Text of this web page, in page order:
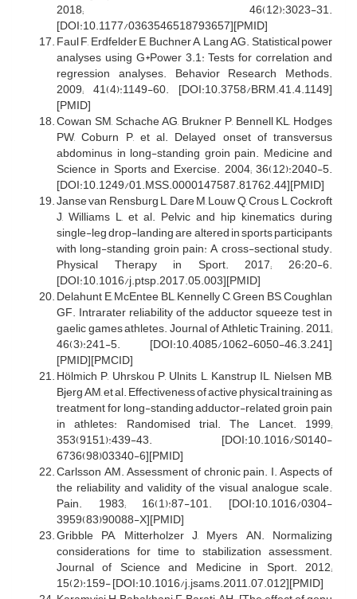
2018; 46(12):3023-31.
[DOI:10.1177/0363546518793657][PMID]
Faul F, Erdfelder E, Buchner A, Lang AG. Statistical power
analyses using G*Power 3.1: Tests for correlation and
regression analyses. Behavior Research Methods.
2009; 41(4):1149-60. [DOI:10.3758/BRM.41.4.1149]
[PMID]
Cowan SM, Schache AG, Brukner P, Bennell KL, Hodges
PW, Coburn P, et al. Delayed onset of transversus
abdominus in long-standing groin pain. Medicine and
Science in Sports and Exercise. 2004; 36(12):2040-5.
[DOI:10.1249/01.MSS.0000147587.81762.44][PMID]
Janse van Rensburg L, Dare M, Louw Q, Crous L, Cockroft
J, Williams L, et al. Pelvic and hip kinematics during
single-leg drop-landing are altered in sports participants
with long-standing groin pain: A cross-sectional study.
Physical Therapy in Sport. 2017; 26:20-6.
[DOI:10.1016/j.ptsp.2017.05.003][PMID]
Delahunt E, McEntee BL, Kennelly C, Green BS, Coughlan
GF. Intrarater reliability of the adductor squeeze test in
gaelic games athletes. Journal of Athletic Training. 2011;
46(3):241-5. [DOI:10.4085/1062-6050-46.3.241]
[PMID][PMCID]
Hölmich P, Uhrskou P, Ulnits L, Kanstrup IL, Nielsen MB,
Bjerg AM, et al. Effectiveness of active physical training as
treatment for long-standing adductor-related groin pain
in athletes: Randomised trial. The Lancet. 1999;
353(9151):439-43. [DOI:10.1016/S0140-
6736(98)03340-6][PMID]
Carlsson AM. Assessment of chronic pain. I. Aspects of
the reliability and validity of the visual analogue scale.
Pain. 1983; 16(1):87-101. [DOI:10.1016/0304-
3959(83)90088-X][PMID]
Gribble PA, Mitterholzer J, Myers AN. Normalizing
considerations for time to stabilization assessment.
Journal of Science and Medicine in Sport. 2012;
15(2):159- [DOI:10.1016/j.jsams.2011.07.012][PMID]